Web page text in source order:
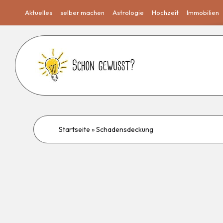
Aktuelles selber machen Astrologie Hochzeit Immobilien
Startseite »Schadensdeckung